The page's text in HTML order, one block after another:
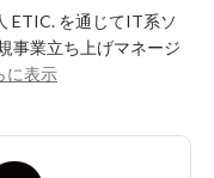
ETIC. を通じてIT系ソ
事業立ち上げマネージ
に表示